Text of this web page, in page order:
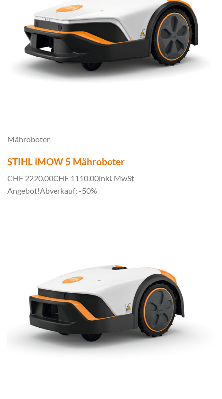
Mähroboter
STIHL iMOW 5 Mähroboter
CHF 2220.00CHF 1110.00inkl. MwSt
Angebot!Abverkauf: -50%